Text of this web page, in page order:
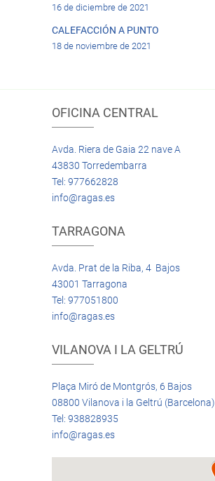
16 de diciembre de 2021
CALEFACCIÓN A PUNTO
18 de noviembre de 2021
OFICINA CENTRAL
Avda. Riera de Gaia 22 nave A
43830 Torredembarra
Tel: 977662828
info@ragas.es
TARRAGONA
Avda. Prat de la Riba, 4 Bajos
43001 Tarragona
Tel: 977051800
info@ragas.es
VILANOVA I LA GELTRÚ
Plaça Miró de Montgrós, 6 Bajos
08800 Vilanova i la Geltrú (Barcelona)
Tel: 938828935
info@ragas.es